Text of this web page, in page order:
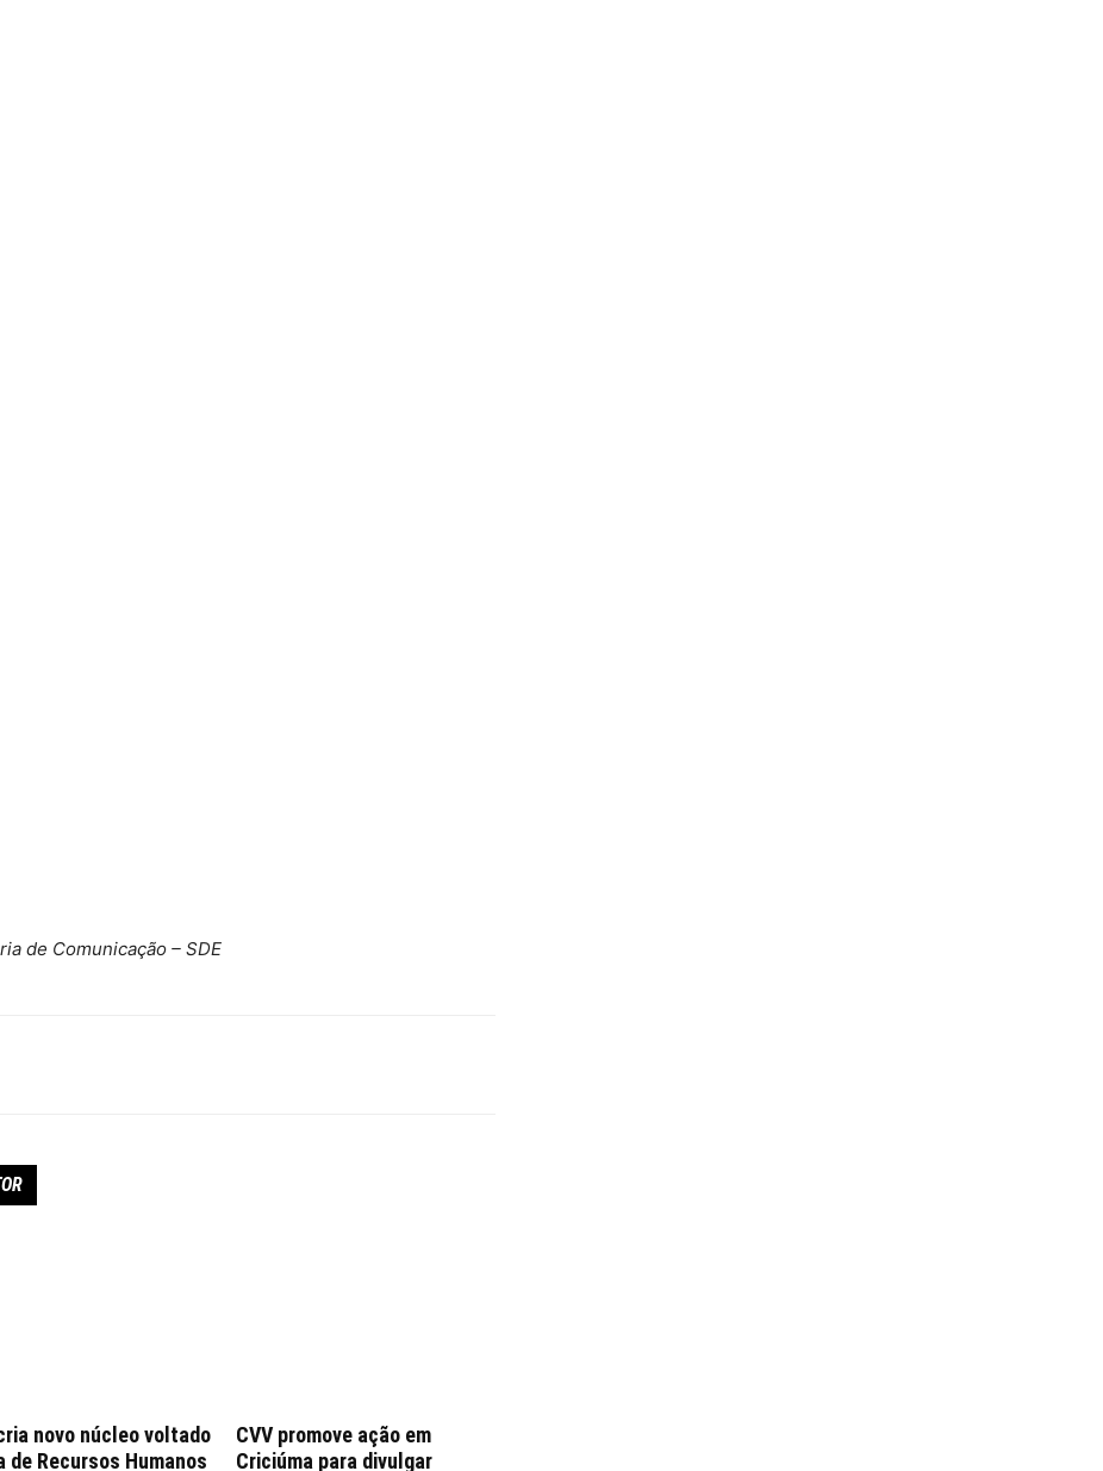
de Comunicação – SDE
novo núcleo voltado
de Recursos Humanos
CVV promove ação em
Criciúma para divulgar